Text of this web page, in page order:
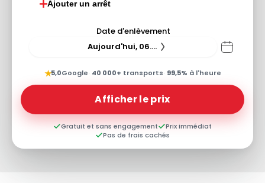
Ajouter un arrêt
Date d'enlèvement
Aujourd'hui, 06.08.26
★5,0Google· 40 000+ transports· 99,5% à l'heure
Afficher le prix
Gratuit et sans engagement
Prix immédiat
Pas de frais cachés